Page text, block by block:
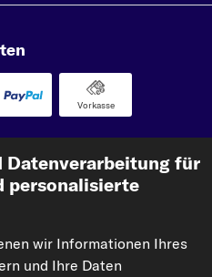
Vorkasse
Datenverarbeitung für
personalisierte
wir Informationen Ihres
und Ihre Daten